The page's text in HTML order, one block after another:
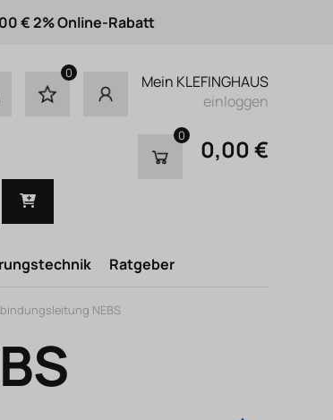
€ 2% Online-Rabatt
0
Mein KLEFINGHAUS
einloggen
0 0,00 €
Ratgeber
NEBS